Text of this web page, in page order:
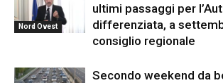
Nord Ovest
ultimi passaggi per
differenziata, a
consiglio regionale
Secondo weekend da